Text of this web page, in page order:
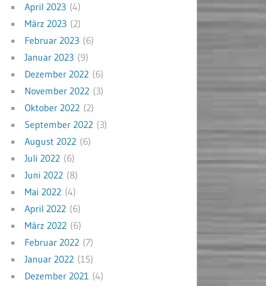
April 2023 (4)
März 2023 (2)
Februar 2023 (6)
Januar 2023 (9)
Dezember 2022 (6)
November 2022 (3)
Oktober 2022 (2)
September 2022 (3)
August 2022 (6)
Juli 2022 (6)
Juni 2022 (8)
Mai 2022 (4)
April 2022 (6)
März 2022 (6)
Februar 2022 (7)
Januar 2022 (15)
Dezember 2021 (4)